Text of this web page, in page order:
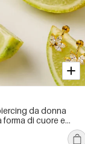
da donna
forma di cuore e
inossidabile,
oro, con zirconi.